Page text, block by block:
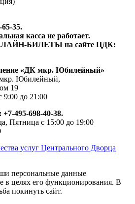
65-35.
касса не работает.
БИЛЕТЫ на сайте ЦДК:
«ДК мкр. Юбилейный»
мкр. Юбилейный,
19
9:00 до 21:00
+7-495-698-40-38.
Пятница с 15:00 до 19:00
услуг Центрального Дворца
персональные данные
в целях его функционирования. В
покинуть сайт.